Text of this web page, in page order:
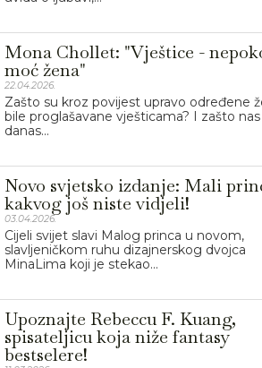
Mona Chollet: "Vještice -
moć žena"
22.04.2026.
Zašto su kroz povijest upravo određene
bile proglašavane vješticama? I zašto nas
danas...
Novo svjetsko izdanje: Mali
kakvog još niste vidjeli!
03.04.2026.
Cijeli svijet slavi Malog princa u novom,
slavljeničkom ruhu dizajnerskog dvojca
MinaLima koji je stekao...
Upoznajte Rebeccu F. Kuang,
spisateljicu koja niže fantasy
bestselere!